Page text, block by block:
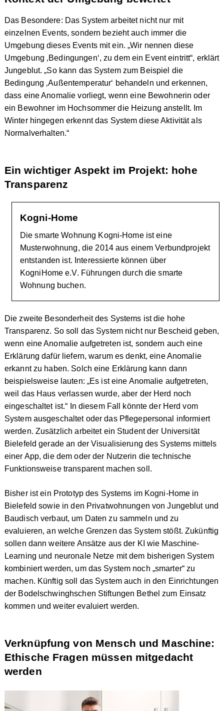
Das Besondere: Das System arbeitet nicht nur mit
einzelnen Events, sondern bezieht auch immer die
Umgebung dieses Events mit ein. „Wir nennen diese
Umgebung ‚Bedingungen‘, zu dem ein Event eintritt“, erklärt
Jungeblut. „So kann das System zum Beispiel die
Bedingung ‚Außentemperatur‘ behandeln und erkennen,
dass eine Anomalie vorliegt, wenn eine Bewohnerin oder
ein Bewohner im Hochsommer die Heizung anstellt. Im
Winter hingegen erkennt das System diese Aktivität als
Normalverhalten.“
Ein wichtiger Aspekt im Projekt: hohe
Transparenz
Kogni-Home
Die smarte Wohnung Kogni-Home ist eine
Musterwohnung, die 2014 aus einem Verbundprojekt
entstanden ist. Interessierte können über
KogniHome e.V. Führungen durch die smarte
Wohnung buchen.
Die zweite Besonderheit des Systems ist die hohe
Transparenz. So soll das System nicht nur Bescheid geben,
wenn eine Anomalie aufgetreten ist, sondern auch eine
Erklärung dafür liefern, warum es denkt, eine Anomalie
erkannt zu haben. Solch eine Erklärung kann dann
beispielsweise lauten: „Es ist eine Anomalie aufgetreten,
weil das Haus verlassen wurde, aber der Herd noch
eingeschaltet ist.“ In diesem Fall könnte der Herd vom
System ausgeschaltet oder das Pflegepersonal informiert
werden. Zusätzlich arbeitet ein Student der Universität
Bielefeld gerade an der Visualisierung des Systems mittels
einer App, die dem oder der Nutzerin die technische
Funktionsweise transparent machen soll.
Bisher ist ein Prototyp des Systems im Kogni-Home in
Bielefeld sowie in den Privatwohnungen von Jungeblut und
Baudisch verbaut, um Daten zu sammeln und zu
evaluieren, an welche Grenzen das System stößt. Zukünftig
sollen dann weitere Ansätze aus der KI wie Maschine-
Learning und neuronale Netze mit dem bisherigen System
kombiniert werden, um das System noch „smarter“ zu
machen. Künftig soll das System auch in den Einrichtungen
der Bodelschwinghschen Stiftungen Bethel zum Einsatz
kommen und weiter evaluiert werden.
Verknüpfung von Mensch und Maschine:
Ethische Fragen müssen mitgedacht
werden